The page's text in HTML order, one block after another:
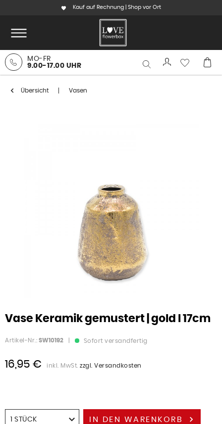
Kauf auf Rechnung | Shop vor Ort
MO-FR
9.00-17.00 UHR
Übersicht Vasen
Vase Keramik gemustert | gold I 17cm
Artikel-Nr.: SW10192 Sofort versandfertig
16,95 € inkl. MwSt. zzgl. Versandkosten
IN DEN WARENKORB